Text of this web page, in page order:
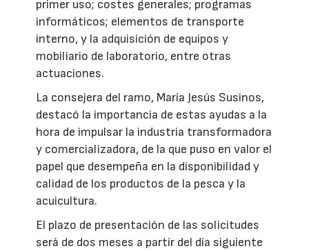
primer uso; costes generales; programas
informáticos; elementos de transporte
interno, y la adquisición de equipos y
mobiliario de laboratorio, entre otras
actuaciones.
La consejera del ramo, María Jesús Susinos,
destacó la importancia de estas ayudas a la
hora de impulsar la industria transformadora
y comercializadora, de la que puso en valor el
papel que desempeña en la disponibilidad y
calidad de los productos de la pesca y la
acuicultura.
El plazo de presentación de las solicitudes
será de dos meses a partir del día siguiente